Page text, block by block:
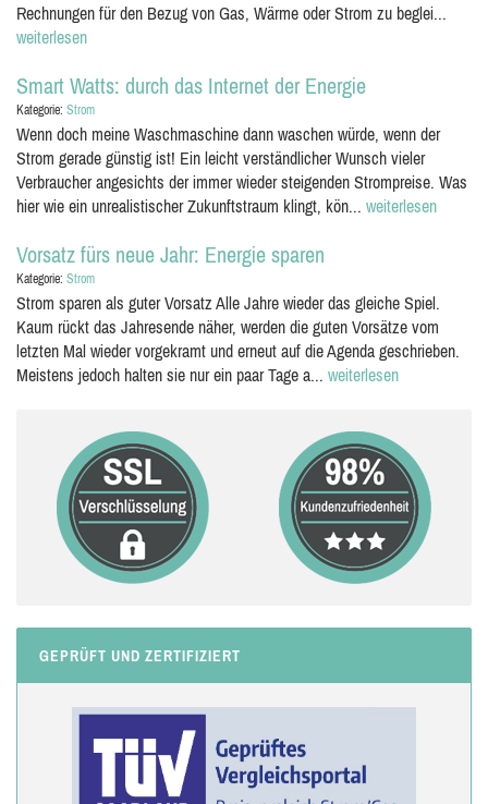
Rechnungen für den Bezug von Gas, Wärme oder Strom zu beglei...
weiterlesen
Smart Watts: durch das Internet der Energie
Kategorie: Strom
Wenn doch meine Waschmaschine dann waschen würde, wenn der
Strom gerade günstig ist! Ein leicht verständlicher Wunsch vieler
Verbraucher angesichts der immer wieder steigenden Strompreise. Was
hier wie ein unrealistischer Zukunftstraum klingt, kön... weiterlesen
Vorsatz fürs neue Jahr: Energie sparen
Kategorie: Strom
Strom sparen als guter Vorsatz Alle Jahre wieder das gleiche Spiel.
Kaum rückt das Jahresende näher, werden die guten Vorsätze vom
letzten Mal wieder vorgekramt und erneut auf die Agenda geschrieben.
Meistens jedoch halten sie nur ein paar Tage a... weiterlesen
GEPRÜFT UND ZERTIFIZIERT